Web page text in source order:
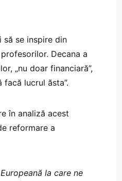
să se inspire din
Decana a
„nu doar financiară”,
lucrul ăsta”.
în analiză acest
reformare a
la care ne